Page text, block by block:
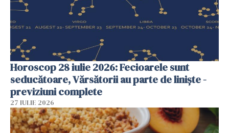
Horoscop 28 iulie 2026: Fecioarele sunt
seducătoare, Vărsătorii au parte de liniște -
previziuni complete
27 IULIE 2026